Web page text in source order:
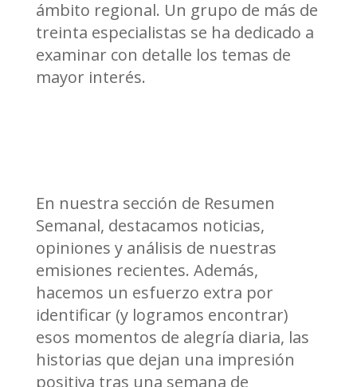
ámbito regional. Un grupo de más de
treinta especialistas se ha dedicado a
examinar con detalle los temas de
mayor interés.
En nuestra sección de Resumen
Semanal, destacamos noticias,
opiniones y análisis de nuestras
emisiones recientes. Además,
hacemos un esfuerzo extra por
identificar (y logramos encontrar)
esos momentos de alegría diaria, las
historias que dejan una impresión
positiva tras una semana de